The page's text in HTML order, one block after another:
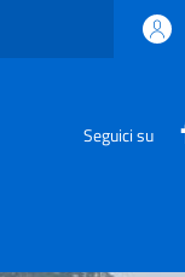
Seguici su